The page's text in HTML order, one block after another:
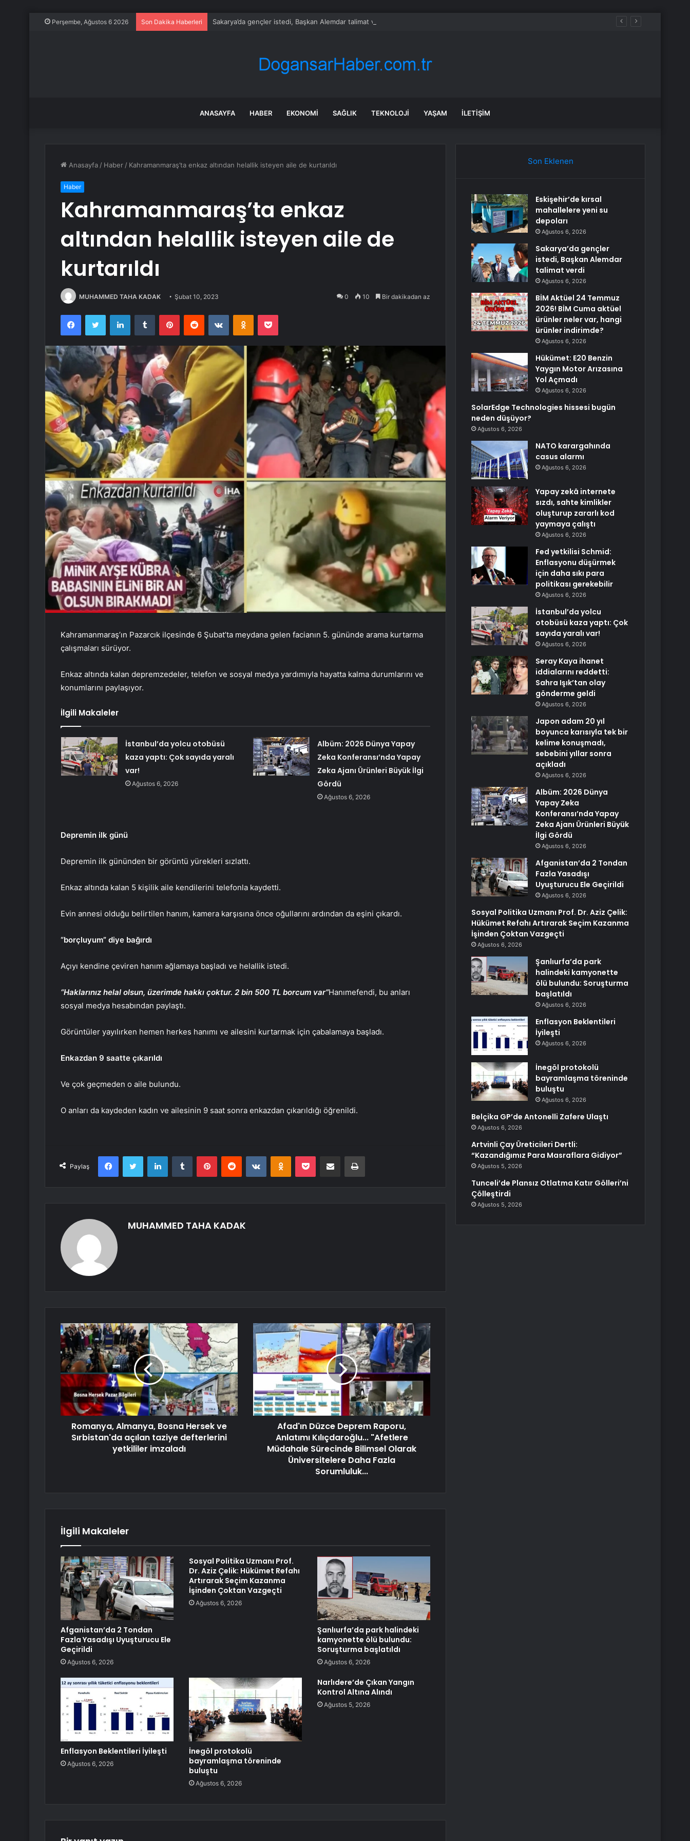
Perşembe, Ağustos 6 2026 Son Dakika Haberleri Sakarya’da gençler istedi, Başkan Alemdar talimat verdi
ANASAYFA HABER EKONOMI SAĞLIK TEKNOLOJI YAŞAM İLETIŞIM
Anasayfa / Haber / Kahramanmaraş’ta enkaz altından helallik isteyen aile de kurtarıldı
Haber
Kahramanmaraş’ta enkaz
altından helallik isteyen aile de
kurtarıldı
MUHAMMED TAHA KADAK Şubat 10, 2023 0 10 Bir dakikadan az
FacebookTwitter LinkedInTumblr PinterestReddit VKontakteOdnoklassniki
Pocket
Kahramanmaraş’ın Pazarcık ilçesinde 6 Şubat’ta meydana gelen facianın 5. gününde arama kurtarma
çalışmaları sürüyor.
Enkaz altında kalan depremzedeler, telefon ve sosyal medya yardımıyla hayatta kalma durumlarını ve
konumlarını paylaşıyor.
İlgili Makaleler
İstanbul’da yolcu otobüsü
kaza yaptı: Çok sayıda yaralı
var!
Ağustos 6, 2026
Albüm: 2026 Dünya Yapay
Zeka Konferansı’nda Yapay
Zeka Ajanı Ürünleri Büyük İlgi
Gördü
Ağustos 6, 2026
Depremin ilk günü
Depremin ilk gününden bir görüntü yürekleri sızlattı.
Enkaz altında kalan 5 kişilik aile kendilerini telefonla kaydetti.
Evin annesi olduğu belirtilen hanım, kamera karşısına önce oğullarını ardından da eşini çıkardı.
“borçluyum” diye bağırdı
Açıyı kendine çeviren hanım ağlamaya başladı ve helallik istedi.
“Haklarınız helal olsun, üzerimde hakkı çoktur. 2 bin 500 TL borcum var”Hanımefendi, bu anları
sosyal medya hesabından paylaştı.
Görüntüler yayılırken hemen herkes hanımı ve ailesini kurtarmak için çabalamaya başladı.
Enkazdan 9 saatte çıkarıldı
Ve çok geçmeden o aile bulundu.
O anları da kaydeden kadın ve ailesinin 9 saat sonra enkazdan çıkarıldığı öğrenildi.
Paylaş
FacebookTwitter LinkedInTumblr PinterestReddit VKontakteOdnoklassniki
Pocket E-Posta ile paylaş Yazdır
MUHAMMED TAHA KADAK
Romanya, Almanya, Bosna Hersek ve
Sırbistan'da açılan taziye defterlerini
yetkililer imzaladı
Afad'ın Düzce Deprem Raporu,
Anlatımı Kılıçdaroğlu... "Afetlere
Müdahale Sürecinde Bilimsel Olarak
Üniversitelere Daha Fazla
Sorumluluk...
İlgili Makaleler
Afganistan’da 2 Tondan
Fazla Yasadışı Uyuşturucu Ele
Geçirildi
Ağustos 6, 2026
Sosyal Politika Uzmanı Prof.
Dr. Aziz Çelik: Hükümet Refahı
Artırarak Seçim Kazanma
İşinden Çoktan Vazgeçti
Ağustos 6, 2026
Şanlıurfa’da park halindeki
kamyonette ölü bulundu:
Soruşturma başlatıldı
Ağustos 6, 2026
Enflasyon Beklentileri İyileşti
Ağustos 6, 2026
İnegöl protokolü
bayramlaşma töreninde
buluştu
Ağustos 6, 2026
Narlıdere’de Çıkan Yangın
Kontrol Altına Alındı
Ağustos 5, 2026
Son Eklenen
Eskişehir’de kırsal
mahallelere yeni su
depoları
Ağustos 6, 2026
Sakarya’da gençler
istedi, Başkan Alemdar
talimat verdi
Ağustos 6, 2026
BİM Aktüel 24 Temmuz
2026! BİM Cuma aktüel
ürünler neler var, hangi
ürünler indirimde?
Ağustos 6, 2026
Hükümet: E20 Benzin
Yaygın Motor Arızasına
Yol Açmadı
Ağustos 6, 2026
SolarEdge Technologies hissesi bugün
neden düşüyor?
Ağustos 6, 2026
NATO karargahında
casus alarmı
Ağustos 6, 2026
Yapay zekâ internete
sızdı, sahte kimlikler
oluşturup zararlı kod
yaymaya çalıştı
Ağustos 6, 2026
Fed yetkilisi Schmid:
Enflasyonu düşürmek
için daha sıkı para
politikası gerekebilir
Ağustos 6, 2026
İstanbul’da yolcu
otobüsü kaza yaptı: Çok
sayıda yaralı var!
Ağustos 6, 2026
Seray Kaya ihanet
iddialarını reddetti:
Sahra Işık’tan olay
gönderme geldi
Ağustos 6, 2026
Japon adam 20 yıl
boyunca karısıyla tek bir
kelime konuşmadı,
sebebini yıllar sonra
açıkladı
Ağustos 6, 2026
Albüm: 2026 Dünya
Yapay Zeka
Konferansı’nda Yapay
Zeka Ajanı Ürünleri Büyük
İlgi Gördü
Ağustos 6, 2026
Afganistan’da 2 Tondan
Fazla Yasadışı
Uyuşturucu Ele Geçirildi
Ağustos 6, 2026
Sosyal Politika Uzmanı Prof. Dr. Aziz Çelik:
Hükümet Refahı Artırarak Seçim Kazanma
İşinden Çoktan Vazgeçti
Ağustos 6, 2026
Şanlıurfa’da park
halindeki kamyonette
ölü bulundu: Soruşturma
başlatıldı
Ağustos 6, 2026
Enflasyon Beklentileri
İyileşti
Ağustos 6, 2026
İnegöl protokolü
bayramlaşma töreninde
buluştu
Ağustos 6, 2026
Belçika GP’de Antonelli Zafere Ulaştı
Ağustos 6, 2026
Artvinli Çay Üreticileri Dertli:
“Kazandığımız Para Masraflara Gidiyor”
Ağustos 5, 2026
Tunceli’de Plansız Otlatma Katır Gölleri’ni
Çölleştirdi
Ağustos 5, 2026